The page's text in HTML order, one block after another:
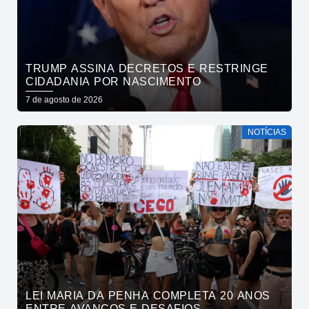
TRUMP ASSINA DECRETOS E RESTRINGE
CIDADANIA POR NASCIMENTO
7 de agosto de 2026
NOTÍCIAS
LEI MARIA DA PENHA COMPLETA 20 ANOS